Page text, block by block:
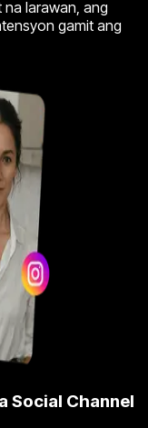
larawan, ang
gamit ang
Social Channel